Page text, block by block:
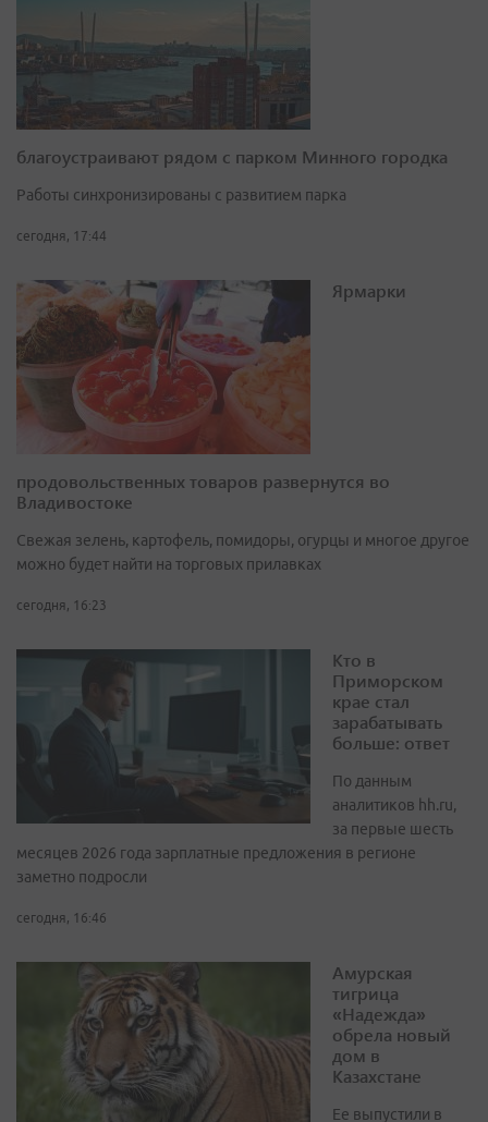
благоустраивают рядом с парком Минного городка
Работы синхронизированы с развитием парка
сегодня, 17:44
Ярмарки
продовольственных товаров развернутся во
Владивостоке
Свежая зелень, картофель, помидоры, огурцы и многое другое
можно будет найти на торговых прилавках
сегодня, 16:23
Кто в
Приморском
крае стал
зарабатывать
больше: ответ
По данным
аналитиков hh.ru,
за первые шесть
месяцев 2026 года зарплатные предложения в регионе
заметно подросли
сегодня, 16:46
Амурская
тигрица
«Надежда»
обрела новый
дом в
Казахстане
Ее выпустили в